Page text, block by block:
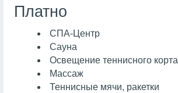
Платно
СПА-Центр
Сауна
Освещение теннисного корта
Массаж
Теннисные мячи, ракетки